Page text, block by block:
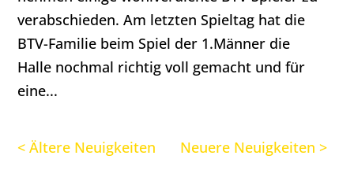
verabschieden. Am letzten Spieltag hat die
BTV-Familie beim Spiel der 1.Männer die
Halle nochmal richtig voll gemacht und für
eine...
< Ältere Neuigkeiten Neuere Neuigkeiten >